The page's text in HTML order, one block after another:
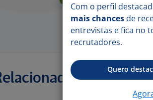
Com o perfil
mais chances de
entrevistas e fica no
recrutadores.
Quero